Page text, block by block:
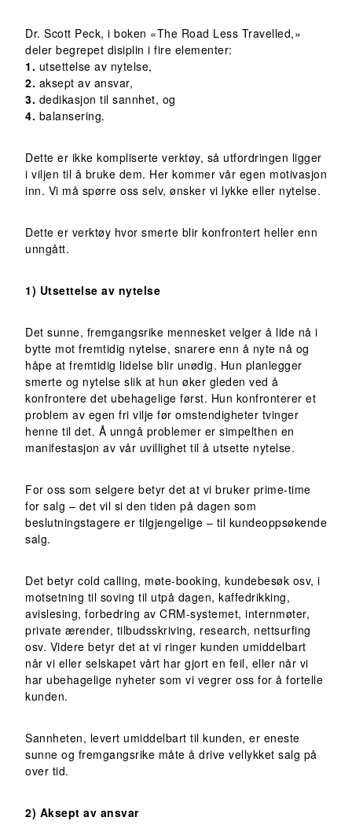
Dr. Scott Peck, i boken «The Road Less Travelled,»
deler begrepet disiplin i fire elementer:
1. utsettelse av nytelse,
2. aksept av ansvar,
3. dedikasjon til sannhet, og
4. balansering.
Dette er ikke kompliserte verktøy, så utfordringen ligger
i viljen til å bruke dem. Her kommer vår egen motivasjon
inn. Vi må spørre oss selv, ønsker vi lykke eller nytelse.
Dette er verktøy hvor smerte blir konfrontert heller enn
unngått.
1) Utsettelse av nytelse
Det sunne, fremgangsrike mennesket velger å lide nå i
bytte mot fremtidig nytelse, snarere enn å nyte nå og
håpe at fremtidig lidelse blir unødig. Hun planlegger
smerte og nytelse slik at hun øker gleden ved å
konfrontere det ubehagelige først. Hun konfronterer et
problem av egen fri vilje før omstendigheter tvinger
henne til det. Å unngå problemer er simpelthen en
manifestasjon av vår uvillighet til å utsette nytelse.
For oss som selgere betyr det at vi bruker prime-time
for salg – det vil si den tiden på dagen som
beslutningstagere er tilgjengelige – til kundeoppsøkende
salg.
Det betyr cold calling, møte-booking, kundebesøk osv, i
motsetning til soving til utpå dagen, kaffedrikking,
avislesing, forbedring av CRM-systemet, internmøter,
private ærender, tilbudsskriving, research, nettsurfing
osv. Videre betyr det at vi ringer kunden umiddelbart
når vi eller selskapet vårt har gjort en feil, eller når vi
har ubehagelige nyheter som vi vegrer oss for å fortelle
kunden.
Sannheten, levert umiddelbart til kunden, er eneste
sunne og fremgangsrike måte å drive vellykket salg på
over tid.
2) Aksept av ansvar